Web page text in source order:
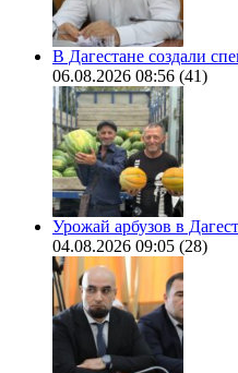
В Дагестане создали
06.08.2026 08:56 (41)
Урожай арбузов в
04.08.2026 09:05 (28)